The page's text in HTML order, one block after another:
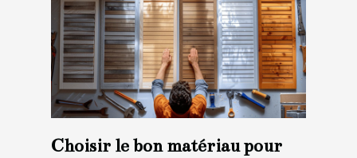
Choisir le bon matériau pour